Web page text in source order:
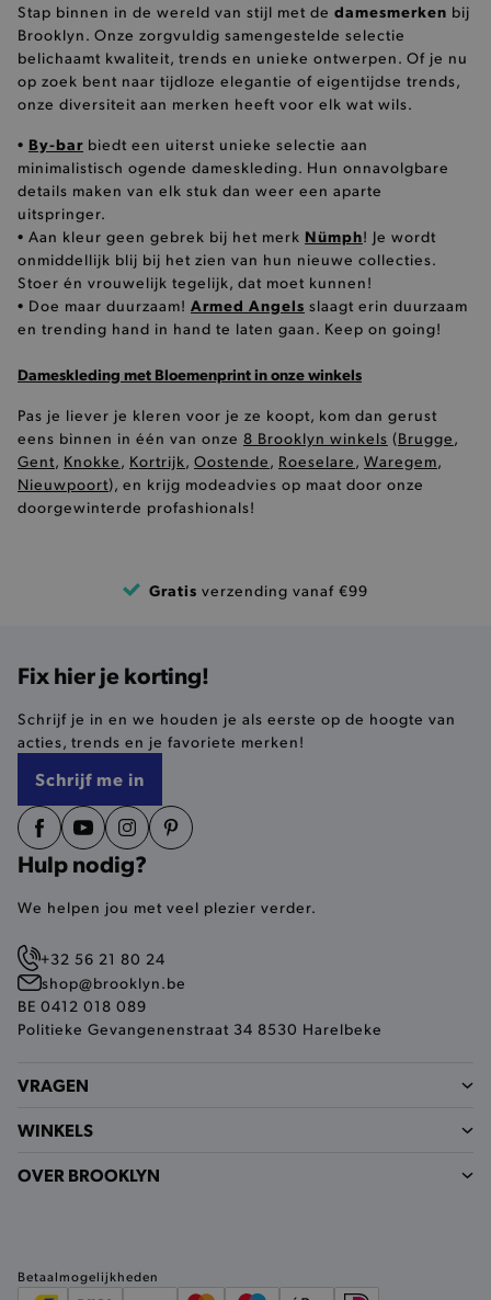
Stap binnen in de wereld van stijl met de damesmerken bij
Brooklyn. Onze zorgvuldig samengestelde selectie
belichaamt kwaliteit, trends en unieke ontwerpen. Of je nu
op zoek bent naar tijdloze elegantie of eigentijdse trends,
onze diversiteit aan merken heeft voor elk wat wils.
• By-bar biedt een uiterst unieke selectie aan
minimalistisch ogende dameskleding. Hun onnavolgbare
details maken van elk stuk dan weer een aparte
uitspringer.
• Aan kleur geen gebrek bij het merk Nümph! Je wordt
onmiddellijk blij bij het zien van hun nieuwe collecties.
Stoer én vrouwelijk tegelijk, dat moet kunnen!
• Doe maar duurzaam! Armed Angels slaagt erin duurzaam
en trending hand in hand te laten gaan. Keep on going!
Dameskleding met Bloemenprint in onze winkels
Pas je liever je kleren voor je ze koopt, kom dan gerust
eens binnen in één van onze 8 Brooklyn winkels (Brugge ,
Gent, Knokke , Kortrijk, Oostende , Roeselare , Waregem,
Nieuwpoort), en krijg modeadvies op maat door onze
doorgewinterde profashionals!
Gratis verzending vanaf €99
Fix hier je korting!
Schrijf je in en we houden je als eerste op de hoogte van
acties, trends en je favoriete merken!
Schrijf me in
Hulp nodig?
We helpen jou met veel plezier verder.
+32 56 21 80 24
shop@brooklyn.be
BE 0412 018 089
Politieke Gevangenenstraat 34 8530 Harelbeke
VRAGEN
WINKELS
OVER BROOKLYN
Betaalmogelijkheden
product-out-of-stock-modal .brooklyn.be
www.brooklyn.be
mage-cache-sessid
invalidation
AWSALBCORS
last_visited_store
Google Privacy Policy